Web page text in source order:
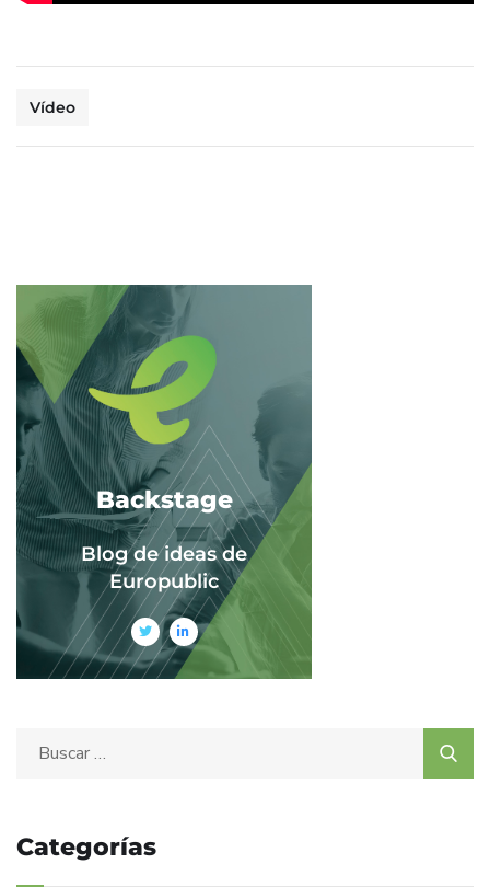
Vídeo
Backstage
Blog de ideas de
Europublic
Categorías